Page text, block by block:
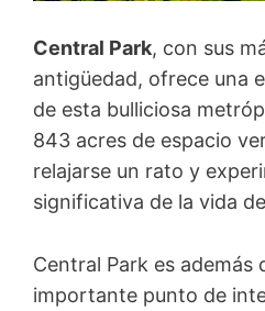
Central Park, con sus
antigüedad, ofrece una
de esta bulliciosa
843 acres de espacio
relajarse un rato y
significativa de la vida
Central Park es además
importante punto de